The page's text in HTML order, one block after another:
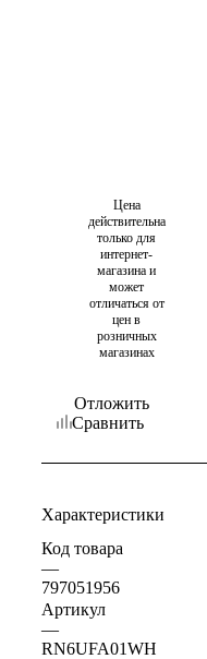
Цена
действительна
только для
интернет-
магазина и
может
отличаться от
цен в
розничных
магазинах
Отложить
Сравнить
Характеристики
Код товара
—
797051956
Артикул
—
RN6UFA01WH